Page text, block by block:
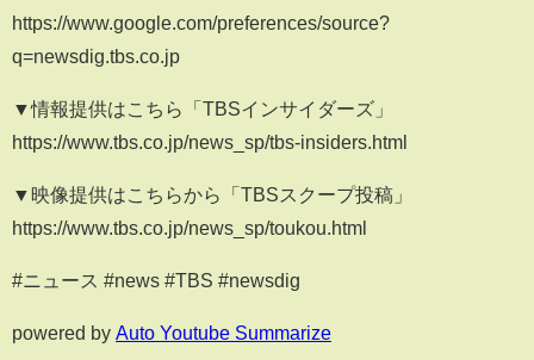
https://www.google.com/preferences/source?
q=newsdig.tbs.co.jp
▼情報提供はこちら「TBSインサイダーズ」
https://www.tbs.co.jp/news_sp/tbs-insiders.html
▼映像提供はこちらから「TBSスクープ投稿」
https://www.tbs.co.jp/news_sp/toukou.html
#ニュース #news #TBS #newsdig
powered by Auto Youtube Summarize